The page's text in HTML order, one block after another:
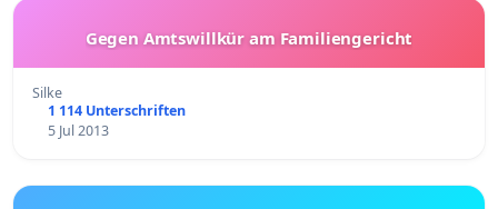
Gegen Amtswillkür am Familiengericht
Silke
1 114 Unterschriften
5 Jul 2013